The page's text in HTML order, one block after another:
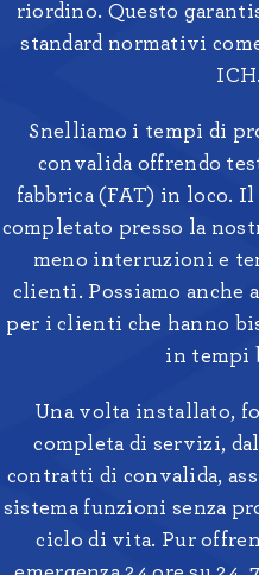
riordino. Questo
standard normativi
ICH.
Snelliamo i tempi di
convalida offrendo
fabbrica (FAT) in loco.
completato presso la
meno interruzioni e
clienti. Possiamo anche
per i clienti che hanno
in tempi
Una volta installato,
completa di servizi,
contratti di convalida,
sistema funzioni senza
ciclo di vita. Pur